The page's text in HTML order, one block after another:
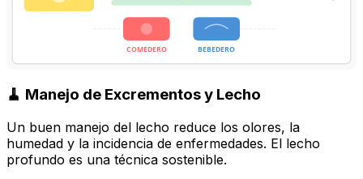
COMEDERO BEBEDERO
🧹 Manejo de Excrementos y Lecho
Un buen manejo del lecho reduce los olores, la
humedad y la incidencia de enfermedades. El lecho
profundo es una técnica sostenible.